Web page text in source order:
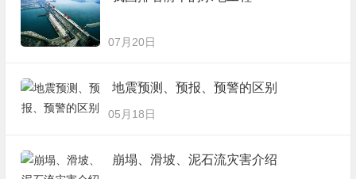
07月20日
地震预测、预报、预警的区别
05月18日
崩塌、滑坡、泥石流灾害介绍